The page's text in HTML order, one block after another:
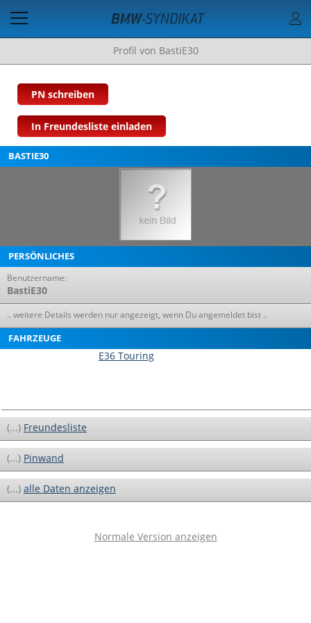
Profil von BastiE30
PN schreiben
In Freundesliste einladen
BASTIE30
PERSÖNLICHES
Benutzername:
BastiE30
.. weitere Details werden nur angezeigt, wenn Du angemeldet bist ..
FAHRZEUGE
E36 Touring
(...) Freundesliste
(...) Pinwand
(...) alle Daten anzeigen
Normale Version anzeigen